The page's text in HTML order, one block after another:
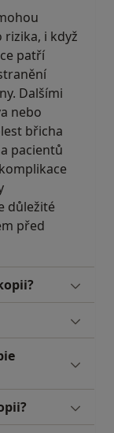
i když
patří
Dalšími
nebo
břicha
pacientů
důležité
před